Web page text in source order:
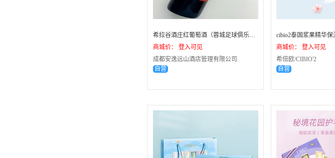
希拉谷酒庄红葡萄酒（蓉城足球俱乐部纪念版）750ml*1（买1赠1，限时特惠）
商城价： 登入可见
成都安逸远山酒店管理有限公司.
自营
商城价： 登入可见
希倍欧/CIBIO'2
自营